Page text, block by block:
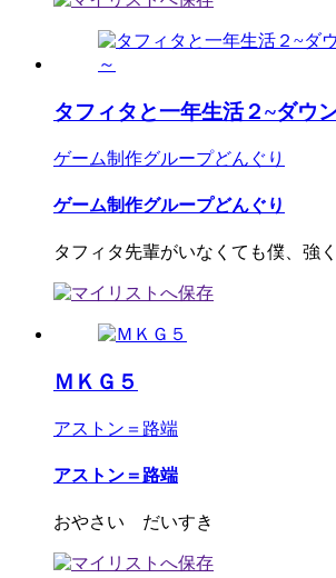
タフィタと一年生活２~ダウ
ゲーム制作グループどんぐり
ゲーム制作グループどんぐり
タフィタ先輩がいなくても僕、強
ＭＫＧ５
アストン＝路端
アストン＝路端
おやさい だいすき